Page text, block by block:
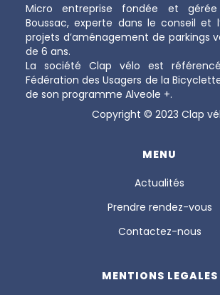
Micro entreprise fondée et
Boussac, experte dans le conseil et
projets d’aménagement de parkings
de 6 ans.
La société Clap vélo est
Fédération des Usagers de la
de son programme Alveole +.
Copyright © 2023 Clap
MENU
Actualités
Prendre rendez-vous
Contactez-nous
MENTIONS LEGALES